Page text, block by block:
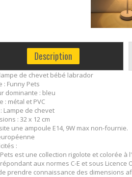
Description
de chevet bébé labrador
: Funny Pets
dominante : bleu
: métal et PVC
Lampe de chevet
: 32 x 12 cm
une ampoule E14, 9W max non-fournie.
:
est une collection rigolote et colorée à
aux normes C-E et sous Licence
prendre connaissance des dimensions